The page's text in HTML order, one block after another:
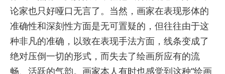
论家也只好哑口无言了。当然，画家在表现形体的
准确性和深刻性方面是无可置疑的，但往往由于这
种非凡的准确，以致在表现手法方面，线条变成了
绝对压倒一切的形式，而失去了绘画所应有的流
畅、活跃的气韵。画家本人有时也感觉到这种“绘画